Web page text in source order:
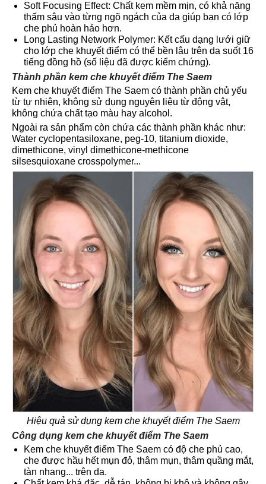
Soft Focusing Effect: Chất kem mềm mịn, có khả năng
thấm sâu vào từng ngõ ngách của da giúp bạn có lớp
che phủ hoàn hảo hơn.
Long Lasting Network Polymer: Kết cấu dạng lưới giữ
cho lớp che khuyết điểm có thể bền lâu trên da suốt 16
tiếng đồng hồ (số liệu đã được kiểm chứng).
Thành phần kem che khuyết điểm The Saem
Kem che khuyết điểm The Saem có thành phần chủ yếu
từ tự nhiên, không sử dụng nguyên liệu từ động vật,
không chứa chất tạo màu hay alcohol.
Ngoài ra sản phẩm còn chứa các thành phần khác như:
Water cyclopentasiloxane, peg-10, titanium dioxide,
dimethicone, vinyl dimethicone-methicone
silsesquioxane crosspolymer...
Hiệu quả sử dụng kem che khuyết điểm The Saem
Công dụng kem che khuyết điểm The Saem
Kem che khuyết điểm The Saem có độ che phủ cao,
che được hầu hết mụn đỏ, thâm mụn, thâm quầng mắt,
tàn nhang... trên da.